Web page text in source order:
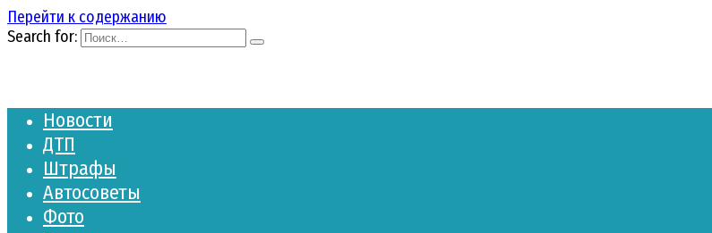
Перейти к содержанию
Search for:
Новости
ДТП
Штрафы
Автосоветы
Фото